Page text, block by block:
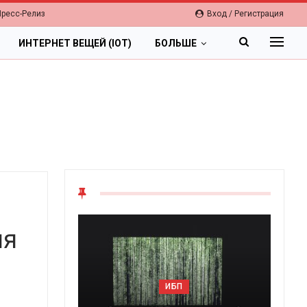
Вход / Регистрация
Релиз
ИНТЕРНЕТ ВЕЩЕЙ (IOT) БОЛЬШЕ
ИБП